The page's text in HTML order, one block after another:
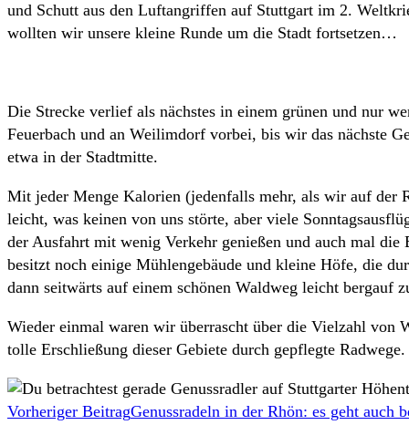
und Schutt aus den Luftangriffen auf Stuttgart im 2.
wollten wir unsere kleine Runde um die Stadt fortsetzen…
Die Strecke verlief als nächstes in einem grünen und nur
Feuerbach und an Weilimdorf vorbei, bis wir das nächste
etwa in der Stadtmitte.
Mit jeder Menge Kalorien (jedenfalls mehr, als wir auf der
leicht, was keinen von uns störte, aber viele
der Ausfahrt mit wenig Verkehr genießen und auch mal
besitzt noch einige Mühlengebäude und kleine Höfe, die
dann seitwärts auf einem schönen Waldweg leicht bergauf
Wieder einmal waren wir überrascht über die Vielzahl von
tolle Erschließung dieser Gebiete durch gepflegte Radwege.
Weitere
Vorheriger BeitragGenussradeln in der Rhön: es geht auch